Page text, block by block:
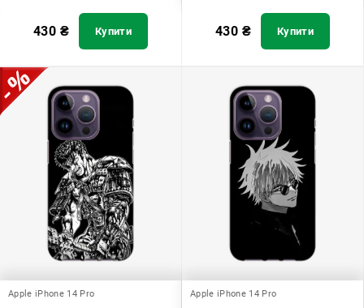
430 ₴ Купити 430 ₴ Купити
Apple iPhone 14 Pro Apple iPhone 14 Pro